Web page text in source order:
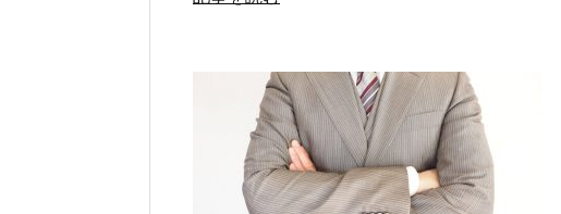
の金融商品と比較すると融資審査に大きな